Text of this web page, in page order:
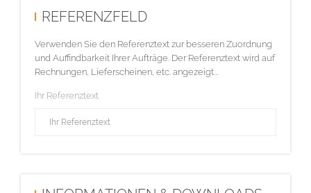
REFERENZFELD
Verwenden Sie den Referenztext zur besseren Zuordnung
und Auffindbarkeit Ihrer Aufträge. Der Referenztext wird auf
Rechnungen, Lieferscheinen, etc. angezeigt...
Ihr Referenztext